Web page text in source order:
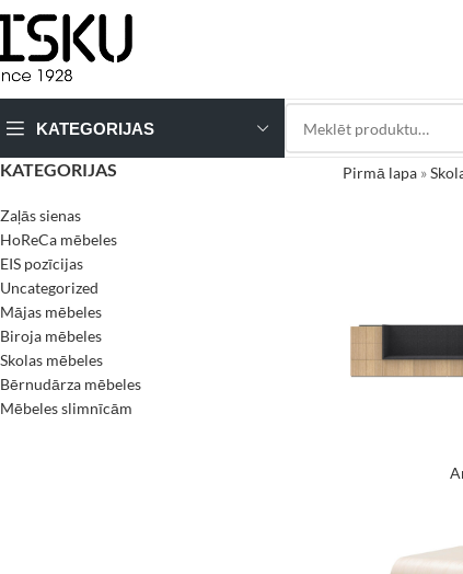
KATEGORIJAS
KATEGORIJAS
Zaļās sienas
HoReCa mēbeles
EIS pozīcijas
Uncategorized
Mājas mēbeles
Biroja mēbeles
Skolas mēbeles
Bērnudārza mēbeles
Mēbeles slimnīcām
Pirmā lapa»